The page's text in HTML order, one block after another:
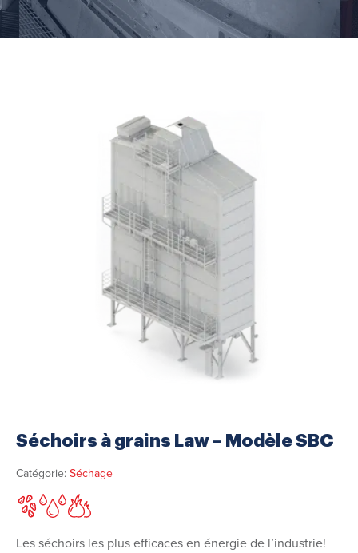
Séchoirs à grains Law – Modèle SBC
Catégorie:Séchage
Les séchoirs les plus efficaces en énergie de l’industrie!